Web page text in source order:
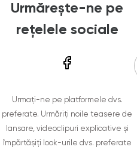
Urmărește-ne pe
rețelele sociale
Urmați-ne pe platformele dvs.
preferate. Urmăriți noile teasere de
lansare, videoclipuri explicative și
împărtășiți look-urile dvs. preferate